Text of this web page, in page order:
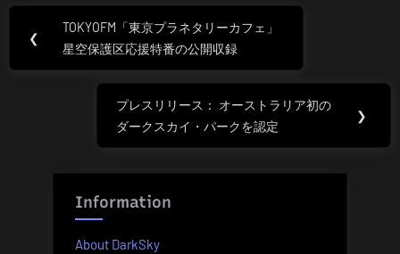
投
稿❮
Previous
Post:
TOKYOFM「東京プラネタリーカフェ」
星空保護区応援特番の公開収録
Next
Post:
プレスリリース： オーストラリア初の
ダークスカイ・パークを認定
❯
Information
About DarkSky